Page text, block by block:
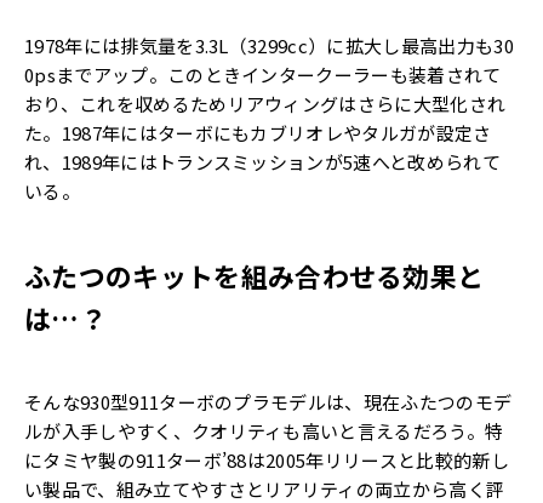
1978年には排気量を3.3L（3299cc）に拡大し最高出力も30
0psまでアップ。このときインタークーラーも装着されて
おり、これを収めるためリアウィングはさらに大型化され
た。1987年にはターボにもカブリオレやタルガが設定さ
れ、1989年にはトランスミッションが5速へと改められて
いる。
ふたつのキットを組み合わせる効果と
は…？
そんな930型911ターボのプラモデルは、現在ふたつのモデ
ルが入手しやすく、クオリティも高いと言えるだろう。特
にタミヤ製の911ターボ’88は2005年リリースと比較的新し
い製品で、組み立てやすさとリアリティの両立から高く評